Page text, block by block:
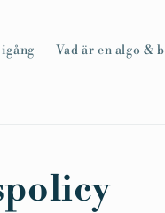
Vad är en algo &